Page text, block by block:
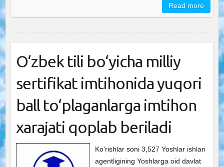
Read more
O‘zbek tili bo‘yicha milliy
sertifikat imtihonida yuqori
ball to‘plaganlarga imtihon
xarajati qoplab beriladi
Ko‘rishlar soni 3,527 Yoshlar ishlari
agentligining Yoshlarga oid davlat